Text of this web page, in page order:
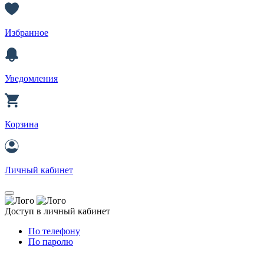
Избранное
Уведомления
Корзина
Личный кабинет
Доступ в личный кабинет
По телефону
По паролю